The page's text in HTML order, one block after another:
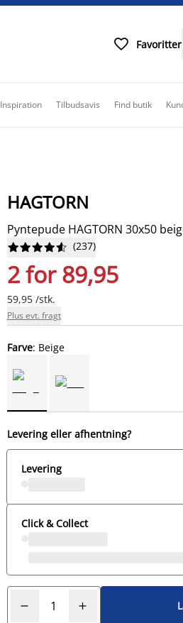
 Favoritter
Inspiration Tilbudsavis Find butik
HAGTORN
Pyntepude HAGTORN 30x50





 (237)
2 for 89,95
59,95 /stk.
Plus evt. fragt
Farve: Beige
Levering eller afhentning?
Levering
Click & Collect